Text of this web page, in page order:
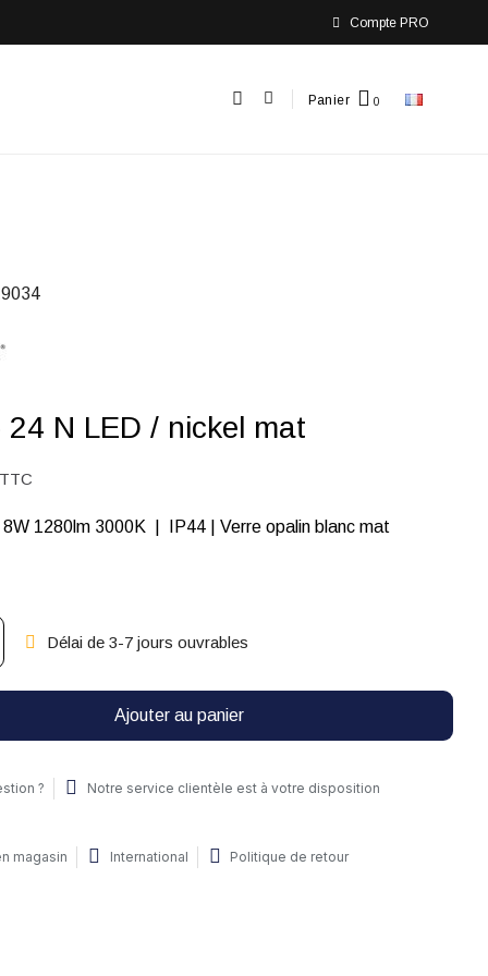
Compte PRO
Panier
24 N LED / nickel mat
TTC
LED | 1x led 8W 1280lm 3000K | IP44 | Verre opalin blanc mat
Délai de 3-7 jours ouvrables
Ajouter au panier
? Notre service clientèle est à votre disposition
magasin International Politique de retour